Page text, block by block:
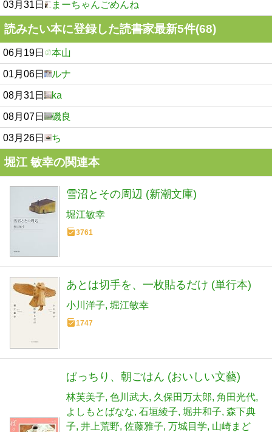
03月31日 まーちゃんごめんね
読みたい本に登録した読書家最新5件(68)
06月19日 本山
01月06日 ルナ
08月31日 ka
08月07日 磯良
03月26日 ち
堀江 敏幸の関連本
雪沼とその周辺 (新潮文庫)
堀江敏幸
3761
あとは切手を、一枚貼るだけ (単行本)
小川洋子 堀江敏幸
1747
ぱっちり、朝ごはん (おいしい文藝)
林芙美子 色川武大 久保田万太郎 角田光代
よしもとばなな 石垣綾子 堀井和子 森下典
子 井上荒野 佐藤雅子 万城目学 山崎まど